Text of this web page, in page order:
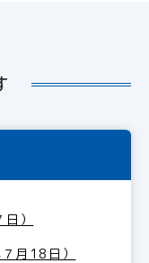
）
月18日）